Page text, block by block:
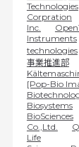
Technologies
Corpration
Inc.
Instruments
technologies
事業推進部
[Pop-Bio
Biosystems
BioSciences
Co.,Ltd.
Life